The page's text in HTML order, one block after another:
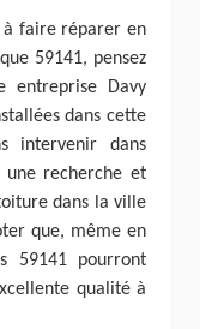
à faire réparer en
59141, pensez
entreprise Davy
dans cette
intervenir dans
une recherche et
dans la ville
que, même en
59141 pourront
qualité à